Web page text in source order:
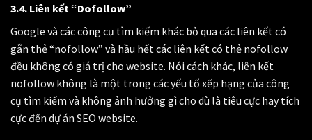
3.4. Liên kết “Dofollow”
Google và các công cụ tìm kiếm khác bỏ qua các liên kết có
gắn thẻ “nofollow” và hầu hết các liên kết có thẻ nofollow
đều không có giá trị cho website. Nói cách khác, liên kết
nofollow không là một trong các yếu tố xếp hạng của công
cụ tìm kiếm và không ảnh hưởng gì cho dù là tiêu cực hay tích
cực đến dự án SEO website.